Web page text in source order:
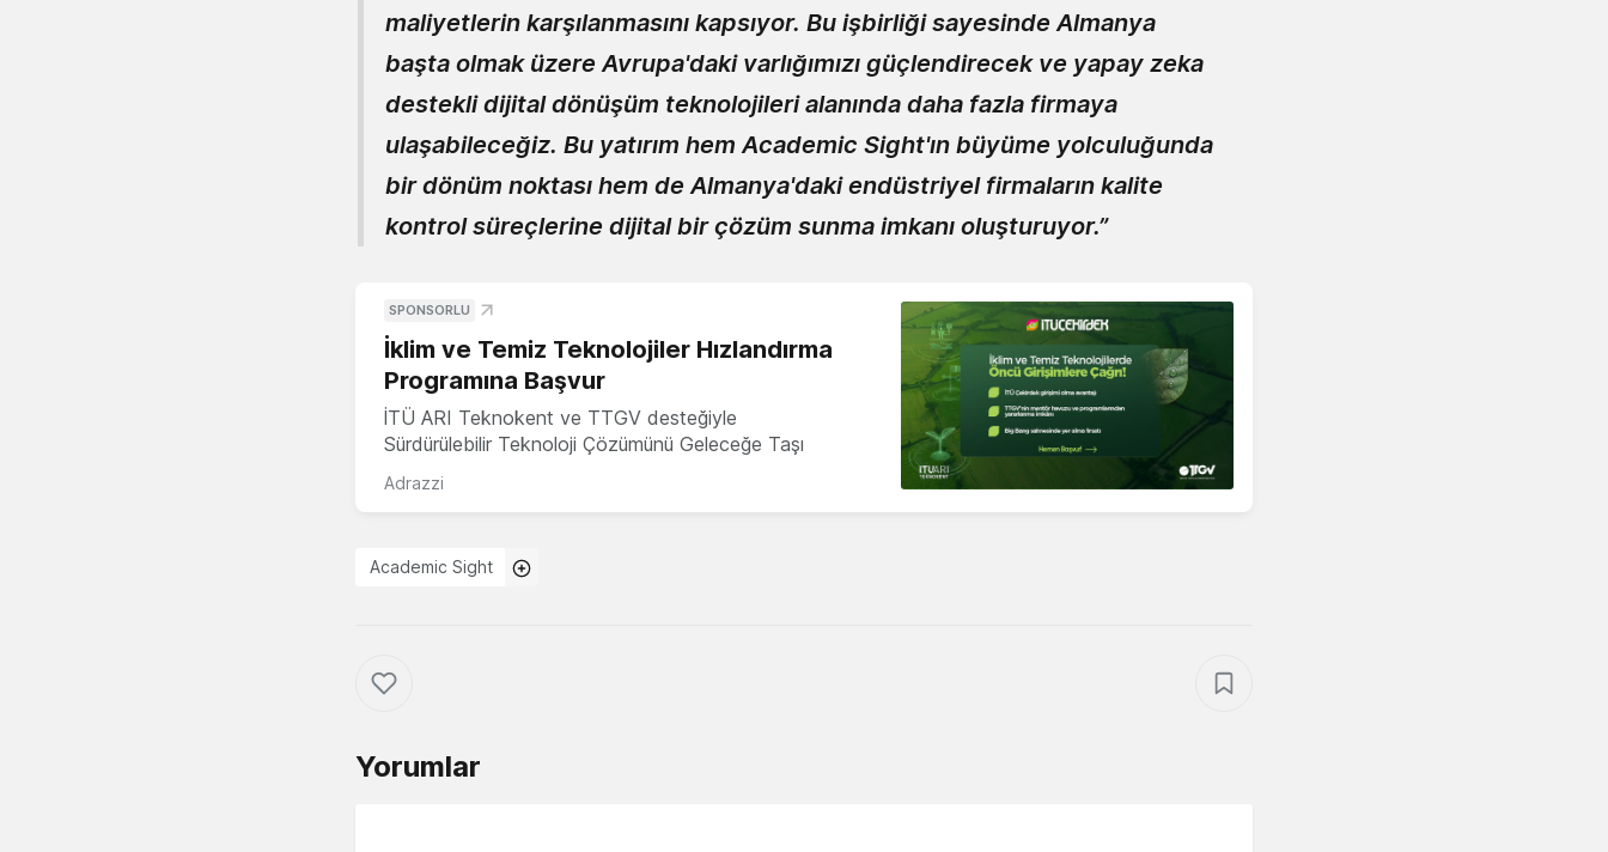
maliyetlerin karşılanmasını kapsıyor. Bu işbirliği sayesinde Almanya
başta olmak üzere Avrupa'daki varlığımızı güçlendirecek ve yapay zeka
destekli dijital dönüşüm teknolojileri alanında daha fazla firmaya
ulaşabileceğiz. Bu yatırım hem Academic Sight'ın büyüme yolculuğunda
bir dönüm noktası hem de Almanya'daki endüstriyel firmaların kalite
kontrol süreçlerine dijital bir çözüm sunma imkanı oluşturuyor.”
SPONSORLU
İklim ve Temiz Teknolojiler Hızlandırma
Programına Başvur
İTÜ ARI Teknokent ve TTGV desteğiyle
Sürdürülebilir Teknoloji Çözümünü Geleceğe Taşı
Adrazzi
Academic Sight
Yorumlar